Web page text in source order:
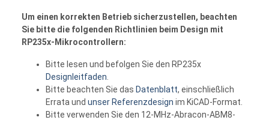
Um einen korrekten Betrieb sicherzustellen, beachten
Sie bitte die folgenden Richtlinien beim Design mit
RP235x-Mikrocontrollern:
Bitte lesen und befolgen Sie den RP235x
Designleitfaden
Bitte beachten Sie das Datenblatt, einschließlich
Errata und unser Referenzdesign im KiCAD-Format.
Bitte verwenden Sie den 12-MHz-Abracon-ABM8-